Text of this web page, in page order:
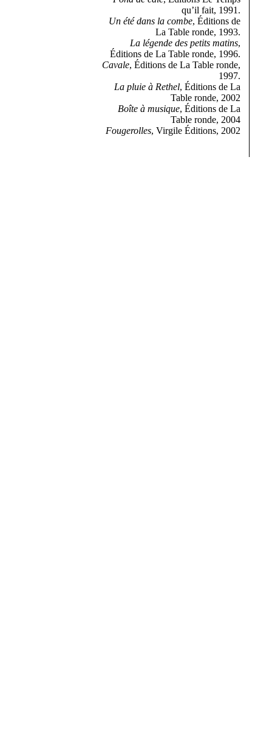
qu’il fait, 1991.
Un été dans la combe, Éditions de
La Table ronde, 1993.
La légende des petits matins,
Éditions de La Table ronde, 1996.
Cavale, Éditions de La Table ronde,
1997.
La pluie à Rethel, Éditions de La
Table ronde, 2002
Boîte à musique, Éditions de La
Table ronde, 2004
Fougerolles, Virgile Éditions, 2002